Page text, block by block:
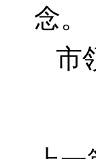
念。
市